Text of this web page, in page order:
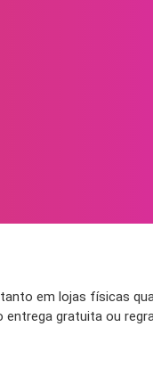
em lojas físicas
gratuita ou